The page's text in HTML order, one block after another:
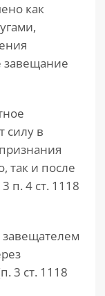
как
завещание
силу в
так и после
п. 4 ст. 1118
3 ст. 1118